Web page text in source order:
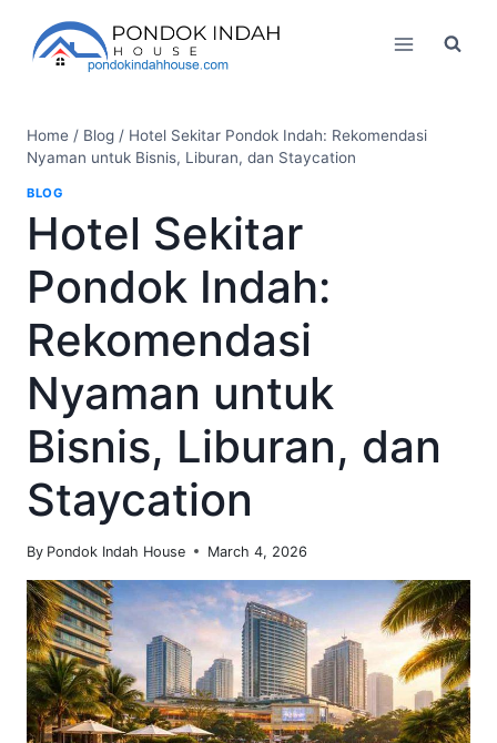
content
Home / Blog / Hotel Sekitar Pondok Indah: Rekomendasi
Nyaman untuk Bisnis, Liburan, dan Staycation
BLOG
Hotel Sekitar
Pondok Indah:
Rekomendasi
Nyaman untuk
Bisnis, Liburan, dan
Staycation
By Pondok Indah House March 4, 2026